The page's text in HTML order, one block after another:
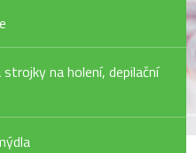
na holení, depilační